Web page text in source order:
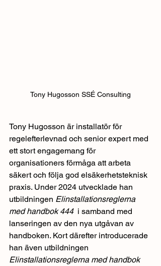
Tony Hugosson SSÉ Consulting
Tony Hugosson är installatör för
regelefterlevnad och senior expert med
ett stort engagemang för
organisationers förmåga att arbeta
säkert och följa god elsäkerhetsteknisk
praxis. Under 2024 utvecklade han
utbildningen Elinstallationsreglerna
med handbok 444 i samband med
lanseringen av den nya utgåvan av
handboken. Kort därefter introducerade
han även utbildningen
Elinstallationsreglerna med handbok